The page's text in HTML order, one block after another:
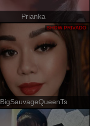
Prianka
BigSauvageQueenTs
SHOW PRIVADO